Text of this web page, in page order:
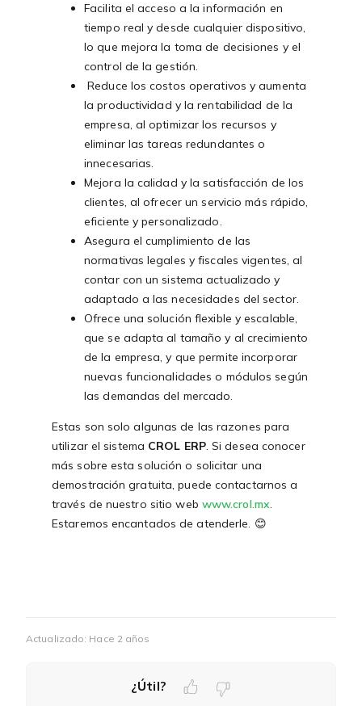
Facilita el acceso a la información en
tiempo real y desde cualquier dispositivo,
lo que mejora la toma de decisiones y el
control de la gestión.
Reduce los costos operativos y aumenta
la productividad y la rentabilidad de la
empresa, al optimizar los recursos y
eliminar las tareas redundantes o
innecesarias.
Mejora la calidad y la satisfacción de los
clientes, al ofrecer un servicio más rápido,
eficiente y personalizado.
Asegura el cumplimiento de las
normativas legales y fiscales vigentes, al
contar con un sistema actualizado y
adaptado a las necesidades del sector.
Ofrece una solución flexible y escalable,
que se adapta al tamaño y al crecimiento
de la empresa, y que permite incorporar
nuevas funcionalidades o módulos según
las demandas del mercado.
Estas son solo algunas de las razones para
utilizar el sistema CROL ERP. Si desea conocer
más sobre esta solución o solicitar una
demostración gratuita, puede contactarnos a
través de nuestro sitio web www.crol.mx.
Estaremos encantados de atenderle. 😊
Actualizado: Hace 2 años
¿Útil?